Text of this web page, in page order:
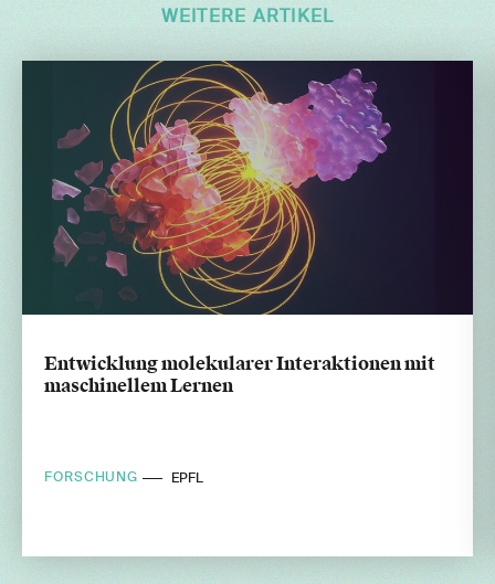
WEITERE ARTIKEL
Entwicklung molekularer Interaktionen mit
maschinellem Lernen
FORSCHUNG EPFL